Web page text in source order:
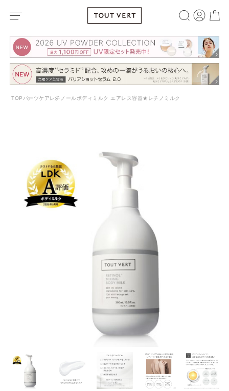
TOP パーツケアレチノールボディミルク エアレス容器★レチノミルク